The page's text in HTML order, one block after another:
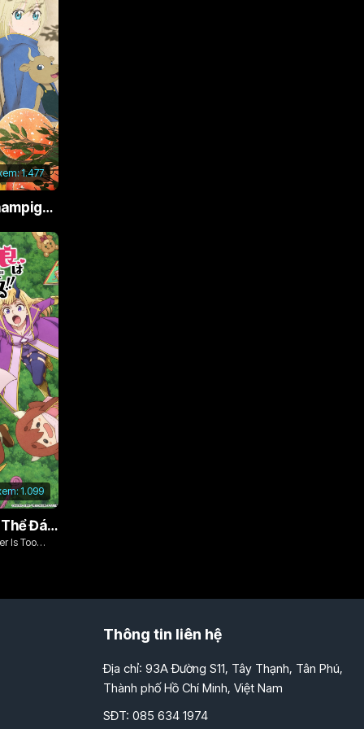
162
169
177-178
185
192
199
206
213
220
227
234
Tập 241
248
255
262
271
278
292
119
126
133
140
147
154
168
175
182
189
Tập 196
203
Tập 210
217
231
1.477
Phù Thủy Nấm (Champignon no Majo)
1.099
Vì Con Gái, Tôi Có Thể Đánh Bại Cả Ma Vương
Is Too
Thông tin liên hệ
Địa chỉ: 93A Đường S11, Tây Thạnh, Tân Phú,
Thành phố Hồ Chí Minh, Việt Nam
SĐT: 085 634 1974